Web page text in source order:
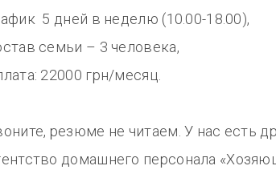
5 дней в неделю (10.00-18.00),
семьи – 3 человека,
22000 грн/месяц.
резюме не читаем. У нас есть
домашнего персонала